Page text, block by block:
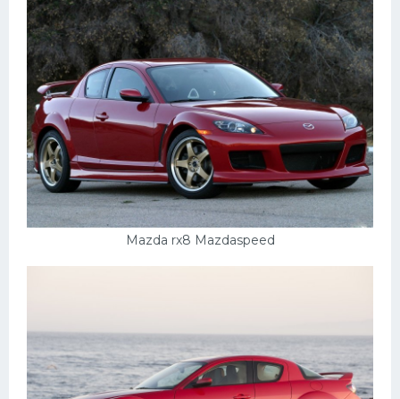
Mazda rx8 Mazdaspeed
Пежо
Ауди
Гараж
Русские авто
Вольво
БМВ
МАЗ
Сузуки
Мерседес
Лексус
Дэу
Скания